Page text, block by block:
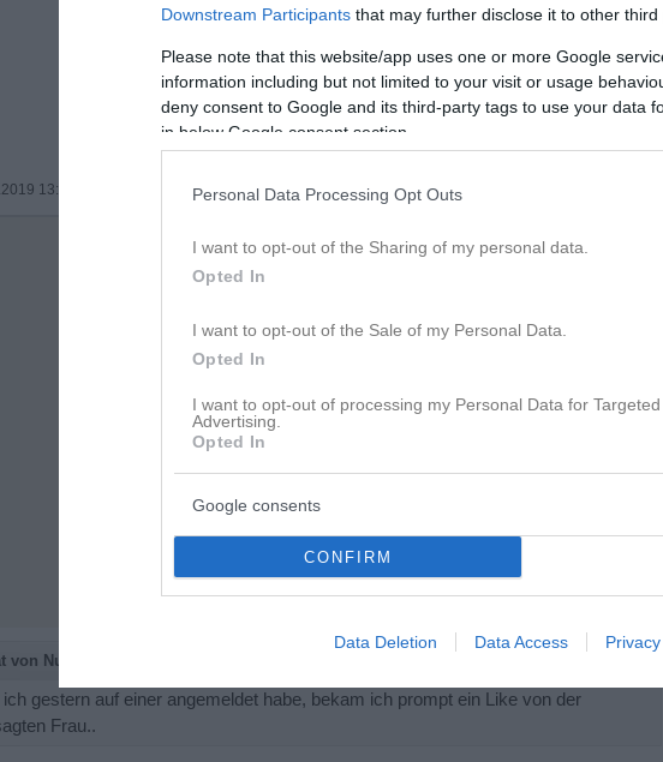
Downstream Participants that may further disclose it to other third
Please note that this website/app uses one or more Google
information including but not limited to your visit or usage
deny consent to Google and its third-party tags to use your data
in below Google consent section.
Personal Data Processing Opt Outs
I want to opt-out of the Sharing of my personal data.
Opted In
I want to opt-out of the Sale of my Personal Data.
Opted In
I want to opt-out of processing my Personal Data for Targeted
Advertising.
Opted In
Google consents
CONFIRM
Data Deletion Data Access
13:45
von NurBen:
ich gestern auf einer angemeldet habe, bekam ich prompt ein Like von der
Frau..